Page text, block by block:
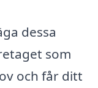
dessa
som
och får ditt